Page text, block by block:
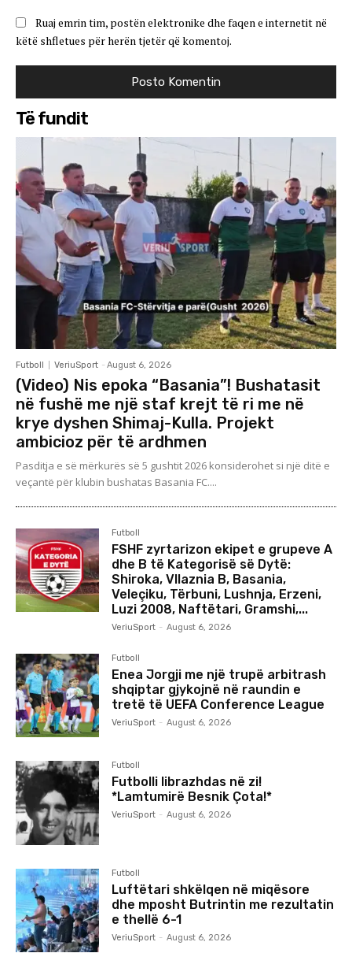
Ruaj emrin tim, postën elektronike dhe faqen e internetit në
këtë shfletues për herën tjetër që komentoj.
Të fundit
Futboll VeriuSport - August 6, 2026
(Video) Nis epoka “Basania”! Bushatasit
në fushë me një staf krejt të ri me në
krye dyshen Shimaj-Kulla. Projekt
ambicioz për të ardhmen
Pasditja e së mërkurës së 5 gushtit 2026 konsiderohet si një ditë e
veçantë për klubin bushatas Basania FC....
Futboll
FSHF zyrtarizon ekipet e grupeve A
dhe B të Kategorisë së Dytë:
Shiroka, Vllaznia B, Basania,
Veleçiku, Tërbuni, Lushnja, Erzeni,
Luzi 2008, Naftëtari, Gramshi,...
VeriuSport - August 6, 2026
Futboll
Enea Jorgji me një trupë arbitrash
shqiptar gjykojnë në raundin e
tretë të UEFA Conference League
VeriuSport - August 6, 2026
Futboll
Futbolli librazhdas në zi!
*Lamtumirë Besnik Çota!*
VeriuSport - August 6, 2026
Futboll
Luftëtari shkëlqen në miqësore
dhe mposht Butrintin me rezultatin
e thellë 6-1
VeriuSport - August 6, 2026